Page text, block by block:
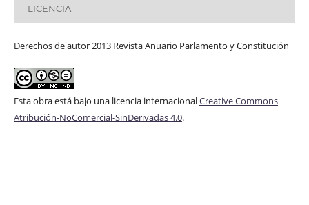
LICENCIA
Derechos de autor 2013 Revista Anuario Parlamento y Constitución
Esta obra está bajo una licencia internacionalCreative Commons
Atribución-NoComercial-SinDerivadas 4.0.